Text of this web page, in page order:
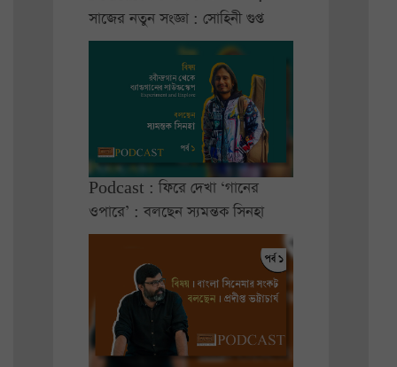
সাজের নতুন সংজ্ঞা : সোহিনী গুপ্ত
Podcast : ফিরে দেখা ‘গানের
ওপারে’ : বলছেন স্যমন্তক সিনহা